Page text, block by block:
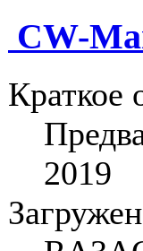
CW-
Краткое
2019